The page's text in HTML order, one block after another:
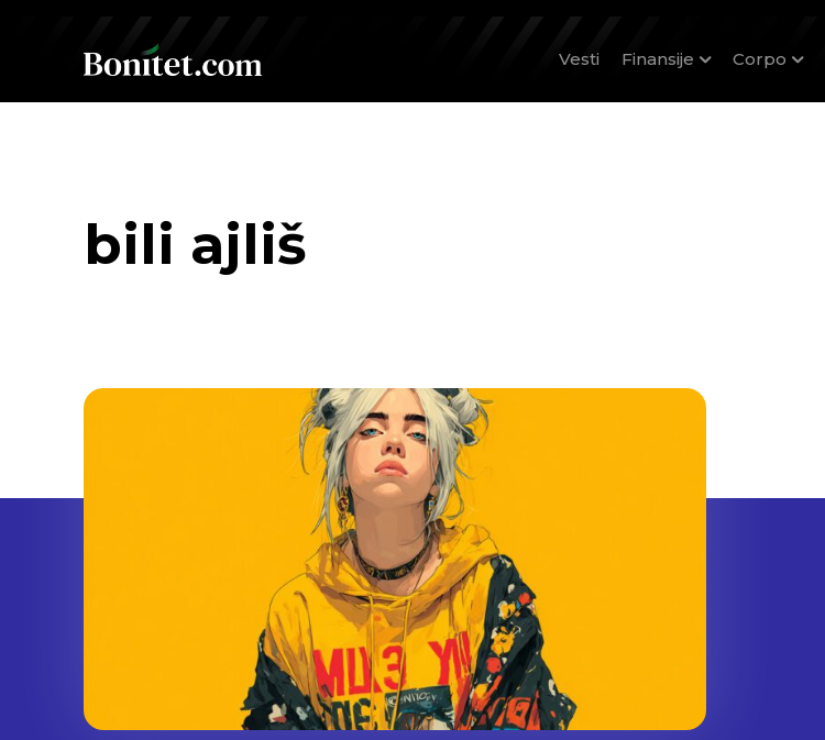
Vesti Finansije Corpo
bili ajliš